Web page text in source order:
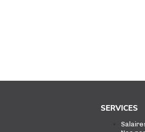
SERVICES